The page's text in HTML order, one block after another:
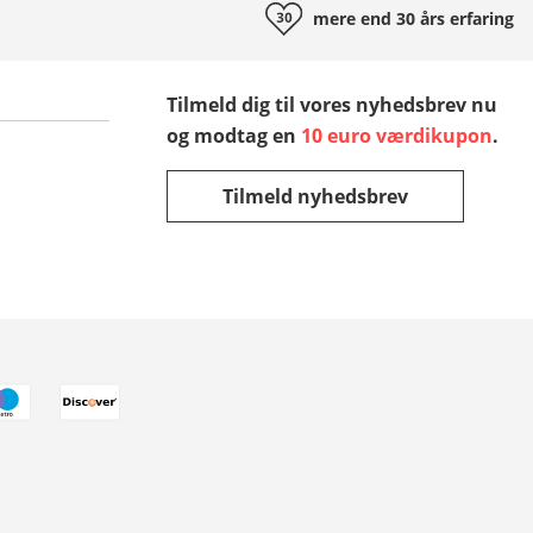
mere end 30 års erfaring
Tilmeld dig til vores nyhedsbrev nu
og modtag en 10 euro værdikupon.
Tilmeld nyhedsbrev